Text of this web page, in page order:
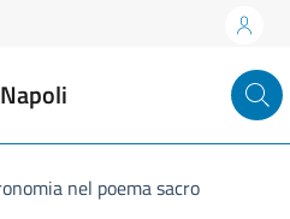
nel poema sacro